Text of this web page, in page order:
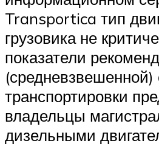
Transportica тип
грузовика не
показатели
(средневзвешенной)
транспортировки
владельцы
дизельными